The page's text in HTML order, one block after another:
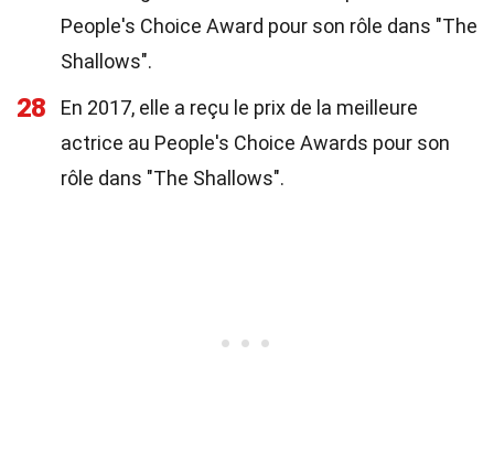
People's Choice Award pour son rôle dans "The
Shallows".
28
En 2017, elle a reçu le prix de la meilleure
actrice au People's Choice Awards pour son
rôle dans "The Shallows".